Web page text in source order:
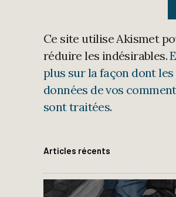
Ce site utilise Akismet
réduire les indésirables.
plus sur la façon dont les
données de vos
sont traitées.
Articles récents